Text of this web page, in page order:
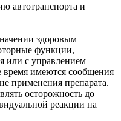
автотранспорта и
здоровым
функции,
или с управлением
имеются сообщения
применения препарата.
осторожность до
реакции на